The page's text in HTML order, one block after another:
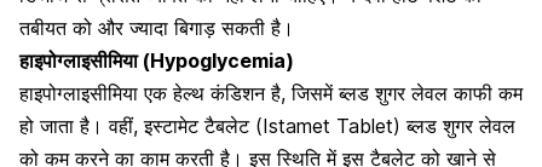
तबीयत को और ज्यादा बिगाड़ सकती है।
हाइपोग्लाइसीमिया (Hypoglycemia)
हाइपोग्लाइसीमिया एक हेल्थ कंडिशन है, जिसमें ब्लड शुगर लेवल काफी कम
हो जाता है। वहीं, इस्टामेट टैबलेट (Istamet Tablet) ब्लड शुगर लेवल
को कम करने का काम करती है। इस स्थिति में इस टैबलेट को खाने से